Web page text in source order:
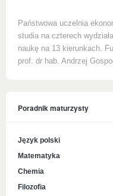
Państwowa uczelnia
studia na czterech
naukę na 13 kierunkach.
prof. dr hab. Andrzej
Poradnik maturzysty
Język polski
Matematyka
Chemia
Filozofia